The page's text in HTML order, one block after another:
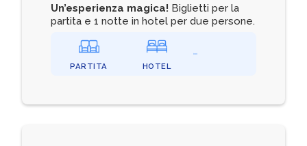
Un’esperienza magica! Biglietti per la
partita e 1 notte in hotel per due persone.
PARTITA HOTEL